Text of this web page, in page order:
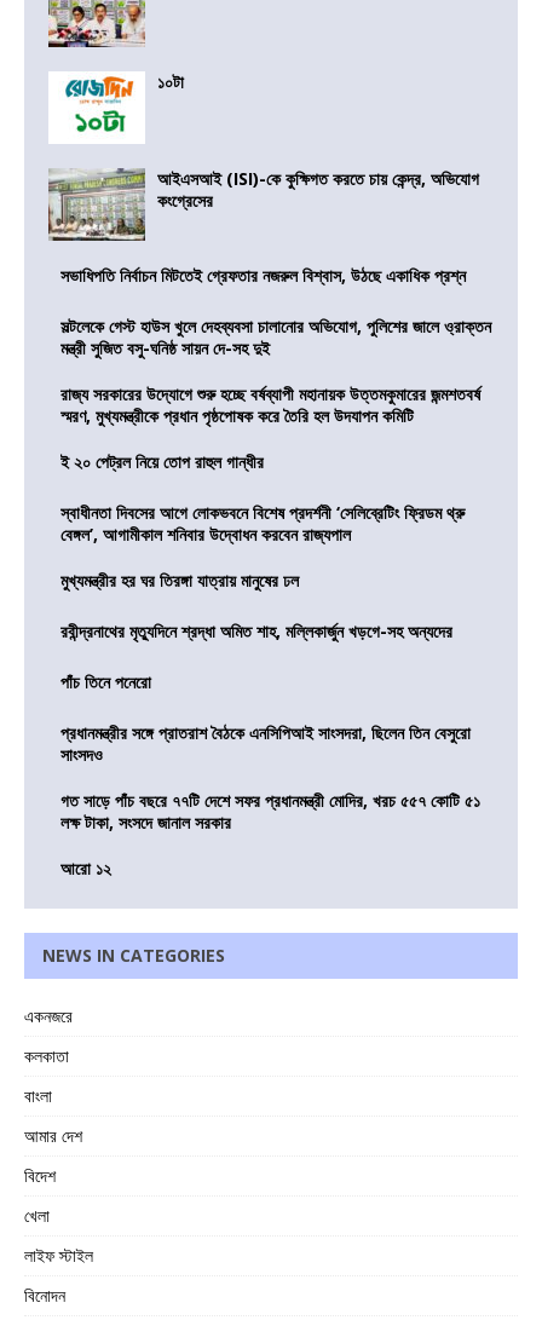
১০টা
আইএসআই (ISI)-কে কুক্ষিগত করতে চায় কেন্দ্র, অভিযোগ
কংগ্রেসের
সভাধিপতি নির্বাচন মিটতেই গ্রেফতার নজরুল বিশ্বাস, উঠছে একাধিক প্রশ্ন
সল্টলেকে গেস্ট হাউস খুলে দেহব্যবসা চালানোর অভিযোগ, পুলিশের জালে ও্রাক্তন
মন্ত্রী সুজিত বসু-ঘনিষ্ঠ সায়ন দে-সহ দুই
রাজ্য সরকারের উদ্যোগে শুরু হচ্ছে বর্ষব্যাপী মহানায়ক উত্তমকুমারের জন্মশতবর্ষ
স্মরণ, মুখ্যমন্ত্রীকে প্রধান পৃষ্ঠপোষক করে তৈরি হল উদযাপন কমিটি
ই ২০ পেট্রল নিয়ে তোপ রাহুল গান্ধীর
স্বাধীনতা দিবসের আগে লোকভবনে বিশেষ প্রদর্শনী ‘সেলিব্রেটিং ফ্রিডম থ্রু
বেঙ্গল’, আগামীকাল শনিবার উদ্বোধন করবেন রাজ্যপাল
মুখ্যমন্ত্রীর হর ঘর তিরঙ্গা যাত্রায় মানুষের ঢল
রবীন্দ্রনাথের মৃত্যুদিনে শ্রদ্ধা অমিত শাহ, মল্লিকার্জুন খড়গে-সহ অন্যদের
পাঁচ তিনে পনেরো
প্রধানমন্ত্রীর সঙ্গে প্রাতরাশ বৈঠকে এনসিপিআই সাংসদরা, ছিলেন তিন বেসুরো
সাংসদও
গত সাড়ে পাঁচ বছরে ৭৭টি দেশে সফর প্রধানমন্ত্রী মোদির, খরচ ৫৫৭ কোটি ৫১
লক্ষ টাকা, সংসদে জানাল সরকার
আরো ১২
NEWS IN CATEGORIES
একনজরে
কলকাতা
বাংলা
আমার দেশ
বিদেশ
খেলা
লাইফ স্টাইল
বিনোদন